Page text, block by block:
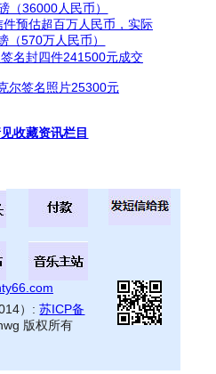
（36000人民币）
预估超百万人民币，实际
（570万人民币）
名封四件241500元成交
尔签名照片25300元
收藏资讯栏目
）:苏ICP备
版权所有